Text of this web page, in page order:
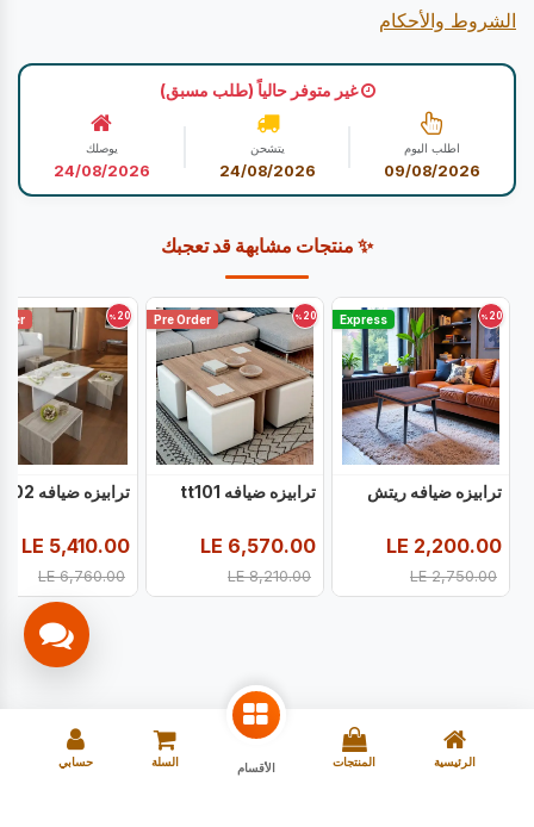
الشروط والأحكام
غير متوفر حالياً (طلب مسبق)
اطلب اليوم
09/08/2026
يتشحن
24/08/2026
يوصلك
24/08/2026
✨ منتجات مشابهة قد تعجبك
20
%
Express
ترابيزه ضيافه ريتش
2,200.00
2,750.00
LE
20
%
Pre Order
ترابيزه ضيافه tt101
6,570.00
8,210.00
LE
20
%
ترابيزه ضيافه tt102
5,410.00
6,760.00
LE
الرئيسية المنتجات الأقسام السلة حسابي